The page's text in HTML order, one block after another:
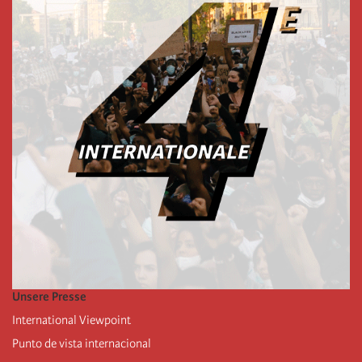
Unsere Presse
International Viewpoint
Punto de vista internacional